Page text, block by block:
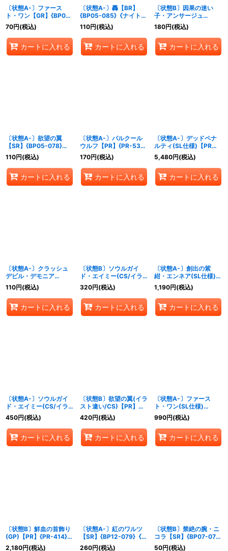
〔状態A-〕ファース
ト・ワン【GR】{BP07-
075}《ナイトメア》
70円(税込)
カートに入れる
〔状態A-〕轟【BR】
{BP05-085}《ナイトメ
ア》
110円(税込)
カートに入れる
〔状態B〕因果の迷い
子・アンサージュ
(EVOLVE)【GR】
{BP14-075}《ナイトメ
ア》
180円(税込)
カートに入れる
〔状態A-〕欲望の翼
【SR】{BP05-078}
《ナイトメア》
110円(税込)
カートに入れる
〔状態A-〕パルクール
ウルフ【PR】{PR-534}
《ナイトメア》
170円(税込)
カートに入れる
〔状態A-〕デッドペナ
ルティ(SL仕様)【PR】
{PR-541}《ナイトメ
ア》
5,480円(税込)
カートに入れる
〔状態A-〕クラッシュ
デビル・デモニア
【GR】{BP10-080}
《ナイトメア》
110円(税込)
カートに入れる
〔状態B〕ソウルガイ
ド・エイミー(CS/イラ
スト違い)【PR】{PR-
486}《ナイトメア》
320円(税込)
カートに入れる
〔状態A-〕創出の紫
紺・エンネア(SL仕様)
【PR】{PR-458}《ナイ
トメア》
1,190円(税込)
カートに入れる
〔状態A-〕ソウルガイ
ド・エイミー(CS/イラ
スト違い)【PR】{PR-
486}《ナイトメア》
450円(税込)
カートに入れる
〔状態B〕欲望の翼(イラ
スト違い/CS)【PR】
{PR-349}《ナイトメ
ア》
420円(税込)
カートに入れる
〔状態A-〕ファース
ト・ワン(SL仕様)
【PR】{PR-493}《ナイ
トメア》
990円(税込)
カートに入れる
〔状態B〕鮮血の首飾り
(GP)【PR】{PR-414}
《ナイトメア》
2,180円(税込)
〔状態A-〕紅のワルツ
【SR】{BP12-079}《ナ
イトメア》
260円(税込)
〔状態B〕禁絶の腕・ニ
コラ【SR】{BP07-076}
《ナイトメア》
50円(税込)